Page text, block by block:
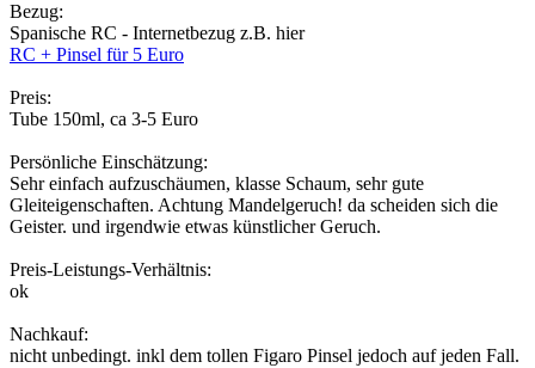
Bezug:
Spanische RC - Internetbezug z.B. hier
RC + Pinsel für 5 Euro
Preis:
Tube 150ml, ca 3-5 Euro
Persönliche Einschätzung:
Sehr einfach aufzuschäumen, klasse Schaum, sehr gute
Gleiteigenschaften. Achtung Mandelgeruch! da scheiden sich die
Geister. und irgendwie etwas künstlicher Geruch.
Preis-Leistungs-Verhältnis:
ok
Nachkauf:
nicht unbedingt. inkl dem tollen Figaro Pinsel jedoch auf jeden Fall.